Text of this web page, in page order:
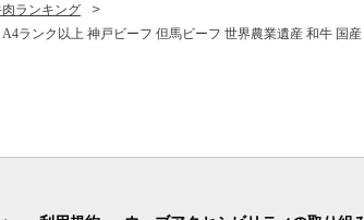
ランキング
ランク以上 神戸ビーフ 但馬ビーフ 世界農業遺産 和牛 国